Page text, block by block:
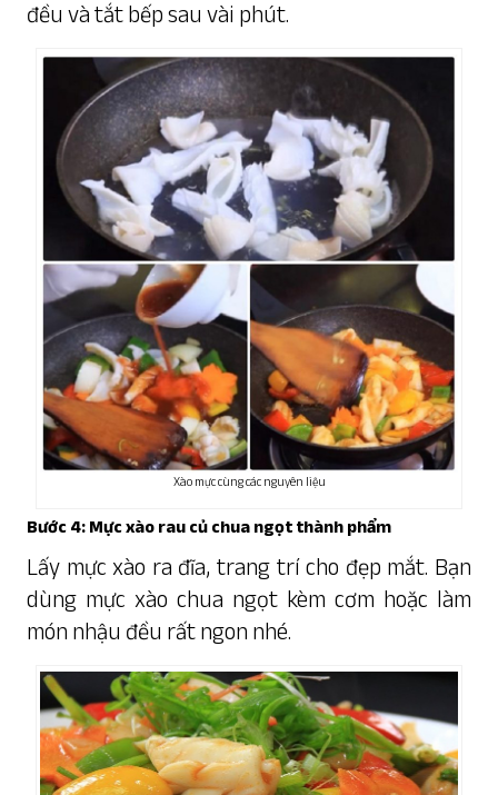
đều và tắt bếp sau vài phút.
Xào mực cùng các nguyên liệu
Bước 4: Mực xào rau củ chua ngọt thành phẩm
Lấy mực xào ra đĩa, trang trí cho đẹp mắt. Bạn
dùng mực xào chua ngọt kèm cơm hoặc làm
món nhậu đều rất ngon nhé.